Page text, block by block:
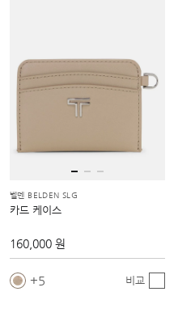
벨덴 BELDEN SLG
카드 케이스
160,000 원
5 비교